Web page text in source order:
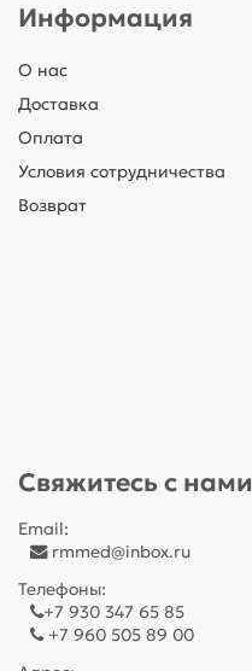
Информация
О нас
Доставка
Оплата
Условия сотрудничества
Возврат
Свяжитесь с нами
Email:
rmmed@inbox.ru
Телефоны:
+7 930 347 65 85
+7 960 505 89 00